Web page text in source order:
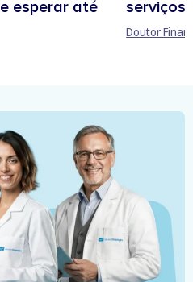
esperar até
serviços
Doutor